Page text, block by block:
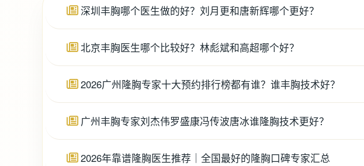
深圳丰胸哪个医生做的好？刘月更和唐新辉哪个更好？
北京丰胸医生哪个比较好？林彪斌和高超哪个好？
2026广州隆胸专家十大预约排行榜都有谁？谁丰胸技术好？
广州丰胸专家刘杰伟罗盛康冯传波唐冰谁隆胸技术更好？
2026年靠谱隆胸医生推荐｜全国最好的隆胸口碑专家汇总